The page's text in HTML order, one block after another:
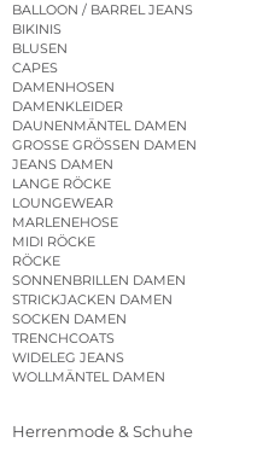
BALLOON / BARREL JEANS
BIKINIS
BLUSEN
CAPES
DAMENHOSEN
DAMENKLEIDER
DAUNENMÄNTEL DAMEN
GROSSE GRÖSSEN DAMEN
JEANS DAMEN
LANGE RÖCKE
LOUNGEWEAR
MARLENEHOSE
MIDI RÖCKE
RÖCKE
SONNENBRILLEN DAMEN
STRICKJACKEN DAMEN
SOCKEN DAMEN
TRENCHCOATS
WIDELEG JEANS
WOLLMÄNTEL DAMEN
Herrenmode & Schuhe